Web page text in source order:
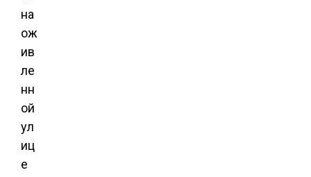
на
ож
ив
ле
нн
ой
ул
иц
е